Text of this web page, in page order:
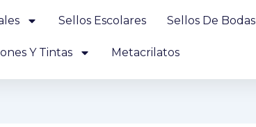
Sellos Escolares Sellos De Bodas
Y Tintas Metacrilatos